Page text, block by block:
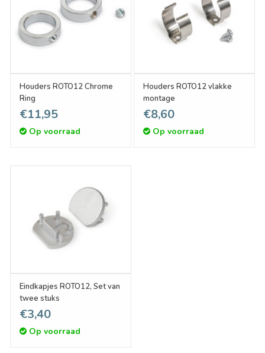
Houders ROTO12 Chrome
Ring
€11,95
Op voorraad
Houders ROTO12 vlakke
montage
€8,60
Op voorraad
Eindkapjes ROTO12, Set van
twee stuks
€3,40
Op voorraad